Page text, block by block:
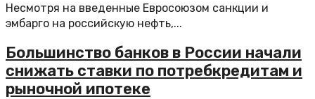
Несмотря на введенные Евросоюзом санкции и
эмбарго на российскую нефть,...
Большинство банков в России начали
снижать ставки по потребкредитам и
рыночной ипотеке